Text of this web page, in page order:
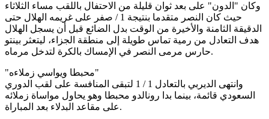
وكان "الدون" على بعد ثوان قليلة من الاحتفال باللقب مساء الثلاثاء
حيث كان النصر متقدما بنتيجة 1 / صفر على غريمه الهلال حتى
الدقيقة الثامنة والأخيرة من الوقت بدل الضائع قبل أن يسجل الهلال
هدف التعادل من رمية تماس طويلة إلى منطقة الجزاء، ليتعثر بينتو
حارس مرمى النصر في الإمساك بالكرة لتدخل مرماه.
"محبطا ويواسي زملاءه"
وانتهى الديربي بالتعادل 1 / 1 لتبقى المنافسة على لقب الدوري
السعودي قائمة، بينما بدا رونالدو محبطا وهو يحاول مواساة زملائه
على مقاعد البدلاء بعد المباراة.